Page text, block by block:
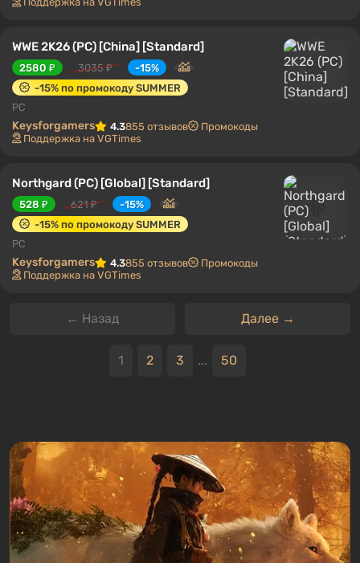
WWE 2K26 (PC) [China] [Standard]
2580 ₽ 3035 ₽
-15%
-15% по промокоду SUMMER
PC
Keysforgamers 4.3855 отзывов
Промокоды
Поддержка на VGTimes
Northgard (PC) [Global] [Standard]
528 ₽ 621 ₽
-15%
-15% по промокоду SUMMER
PC
Keysforgamers 4.3855 отзывов
Промокоды
Поддержка на VGTimes
← Назад Далее →
1 2 3 ... 50